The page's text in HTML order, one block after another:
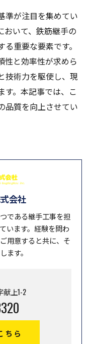
準が注目を集めてい
おいて、鉄筋継手の
重要な要素です。
性と効率性が求めら
技術力を駆使し、現
す。本記事では、こ
品質を向上させてい
会社
である継手工事を担
います。経験を問わ
用意すると共に、そ
ます。
献上1-2
ちら